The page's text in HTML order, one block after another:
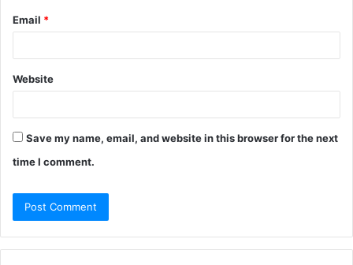
Email *
Website
Save my name, email, and website in this browser for the next
time I comment.